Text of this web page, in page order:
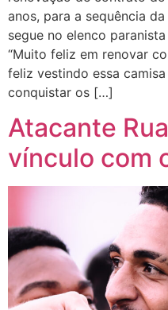
anos, para a sequência
segue no elenco
“Muito feliz em renovar
feliz vestindo essa
conquistar os […]
Atacante
vínculo com